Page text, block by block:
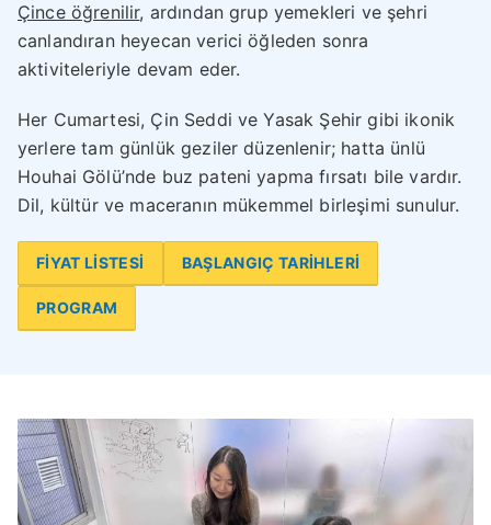
Çince öğrenilir, ardından grup yemekleri ve şehri
canlandıran heyecan verici öğleden sonra
aktiviteleriyle devam eder.
Her Cumartesi, Çin Seddi ve Yasak Şehir gibi ikonik
yerlere tam günlük geziler düzenlenir; hatta ünlü
Houhai Gölü’nde buz pateni yapma fırsatı bile vardır.
Dil, kültür ve maceranın mükemmel birleşimi sunulur.
FİYAT LİSTESİ BAŞLANGIÇ TARİHLERİ
PROGRAM